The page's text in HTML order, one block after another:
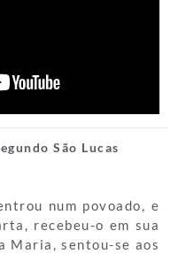
São Lucas
num povoado, e
recebeu-o em sua
Maria, sentou-se aos